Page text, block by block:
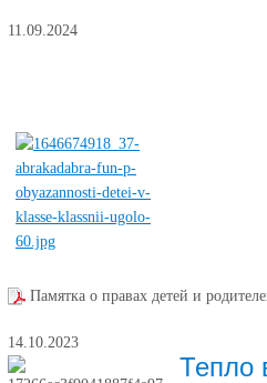
11.09.2024
Памятка о правах детей и
14.10.2023
Тепло